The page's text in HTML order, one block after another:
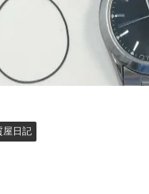
屋日記